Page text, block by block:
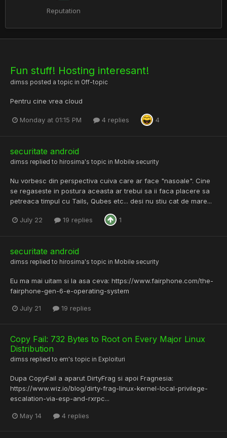
Reputation
Fun stuff! Hosting interesant!
dimss posted a topic in Off-topic
Pentru cine vrea cloud
Monday at 01:15 PM 4 replies 4
securitate android
dimss replied to hirosima's topic in Mobile security
Nu vorbesc din perspectiva cuiva care ar face "nasoale". Cine
se regaseste in postura aceasta ar trebui sa ii faca placere sa
petreaca timpul cu Tails, Qubes etc... desi nu stiu cat de mare...
July 22 19 replies 1
securitate android
dimss replied to hirosima's topic in Mobile security
Eu ma mai uitam si la asa ceva: https://www.fairphone.com/the-
fairphone-gen-6-e-operating-system
July 21 19 replies
Copy Fail: 732 Bytes to Root on Every Major Linux
Distribution
dimss replied to em's topic in Exploituri
Dupa CopyFail a aparut DirtyFrag si apoi Fragnesia:
https://www.wiz.io/blog/dirty-frag-linux-kernel-local-privilege-
escalation-via-esp-and-rxrpc...
May 14 4 replies